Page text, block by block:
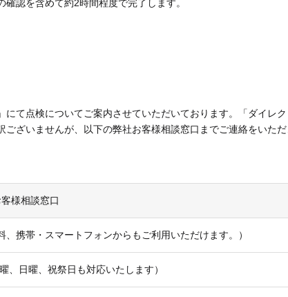
認を含めて約2時間程度で完了します。
て点検についてご案内させていただいております。「ダイレ
ざいませんが、以下の弊社お客様相談窓口までご連絡をいただ
様相談窓口
、携帯・スマートフォンからもご利用いただけます。）
、日曜、祝祭日も対応いたします）